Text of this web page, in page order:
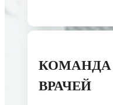
ВРАЧЕЙ